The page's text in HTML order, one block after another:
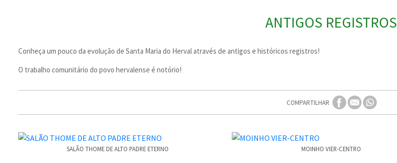
ANTIGOS REGISTROS
Conheça um pouco da evolução de Santa Maria do Herval através de antigos e históricos registros!
O trabalho comunitário do povo hervalense é notório!
COMPARTILHAR
SALÃO THOME DE ALTO PADRE ETERNO MOINHO VIER-CENTRO